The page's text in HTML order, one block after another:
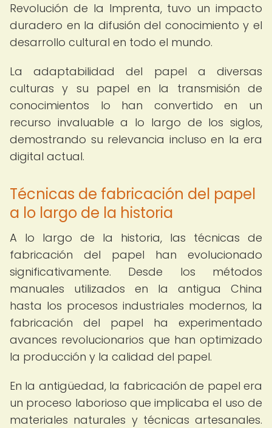
Revolución de la Imprenta, tuvo un impacto
duradero en la difusión del conocimiento y el
desarrollo cultural en todo el mundo.
La adaptabilidad del papel a diversas
culturas y su papel en la transmisión de
conocimientos lo han convertido en un
recurso invaluable a lo largo de los siglos,
demostrando su relevancia incluso en la era
digital actual.
Técnicas de fabricación del papel
a lo largo de la historia
A lo largo de la historia, las técnicas de
fabricación del papel han evolucionado
significativamente. Desde los métodos
manuales utilizados en la antigua China
hasta los procesos industriales modernos, la
fabricación del papel ha experimentado
avances revolucionarios que han optimizado
la producción y la calidad del papel.
En la antigüedad, la fabricación de papel era
un proceso laborioso que implicaba el uso de
materiales naturales y técnicas artesanales.